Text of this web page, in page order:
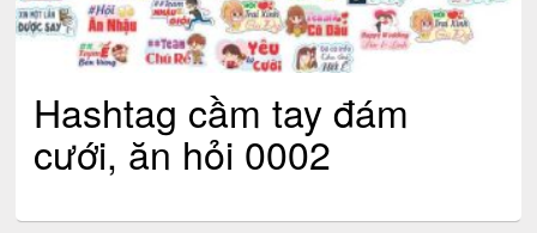
Hashtag cầm tay đám
cưới, ăn hỏi 0002